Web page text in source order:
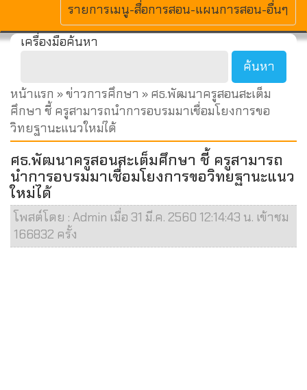
MENU
รายการเมนู-สื่อการสอน-แผนการสอน-อื่นๆ
เครื่องมือค้นหา
หน้าแรก »ข่าวการศึกษา » ศธ.พัฒนาครูสอนสะเต็ม
ศึกษา ชี้ ครูสามารถนำการอบรมมาเชื่อมโยงการขอ
วิทยฐานะแนวใหม่ได้
ศธ.พัฒนาครูสอนสะเต็มศึกษา ชี้ ครูสามารถ
นำการอบรมมาเชื่อมโยงการขอวิทยฐานะแนว
ใหม่ได้
โพสต์โดย : Admin เมื่อ 31 มี.ค. 2560 12:14:43 น. เข้าชม
166832 ครั้ง